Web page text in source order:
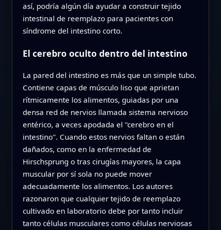
así, podría algún día ayudar a construir tejido
intestinal de reemplazo para pacientes con
síndrome del intestino corto.
El cerebro oculto dentro del intestino
La pared del intestino es más que un simple tubo.
Contiene capas de músculo liso que aprietan
rítmicamente los alimentos, guiadas por una
densa red de nervios llamada sistema nervioso
entérico, a veces apodada el "cerebro en el
intestino". Cuando estos nervios faltan o están
dañados, como en la enfermedad de
Hirschsprung o tras cirugías mayores, la capa
muscular por sí sola no puede mover
adecuadamente los alimentos. Los autores
razonaron que cualquier tejido de reemplazo
cultivado en laboratorio debe por tanto incluir
tanto células musculares como células nerviosas